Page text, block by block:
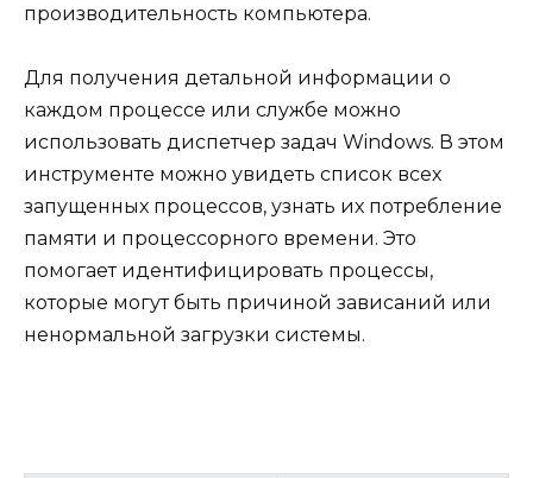
производительность компьютера.
Для получения детальной информации о
каждом процессе или службе можно
использовать диспетчер задач Windows. В этом
инструменте можно увидеть список всех
запущенных процессов, узнать их потребление
памяти и процессорного времени. Это
помогает идентифицировать процессы,
которые могут быть причиной зависаний или
ненормальной загрузки системы.